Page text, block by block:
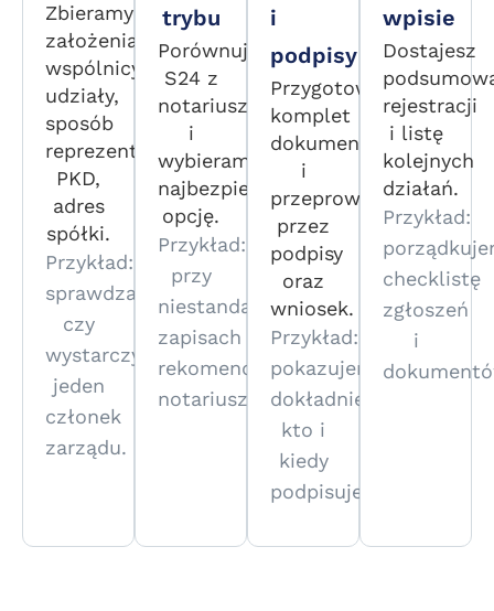
Zbieramy
założenia:
wspólnicy,
udziały,
sposób
reprezentacji,
PKD,
adres
spółki.
Przykład:
sprawdzamy,
czy
wystarczy
jeden
członek
zarządu.
trybu
Porównujemy
S24 z
notariuszem
i
wybieramy
najbezpieczniejszą
opcję.
Przykład:
przy
niestandardowych
zapisach
rekomendujemy
notariusza.
i
podpisy
Przygotowujemy
komplet
dokumentów
i
przeprowadzamy
przez
podpisy
oraz
wniosek.
Przykład:
pokazujemy
dokładnie
kto i
kiedy
podpisuje.
wpisie
Dostajesz
rejestracji
i listę
kolejnych
działań.
Przykład:
checklistę
zgłoszeń
i